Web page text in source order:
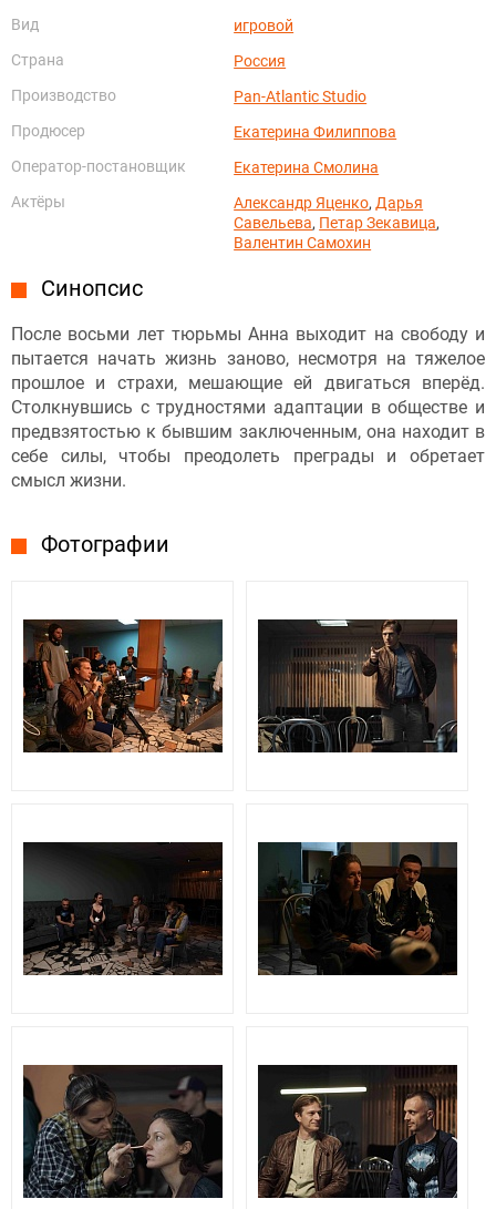
Вид
игровой
Страна
Россия
Производство
Pan-Atlantic Studio
Продюсер
Екатерина Филиппова
Оператор-постановщик
Екатерина Смолина
Актёры
Александр Яценко, Дарья
Савельева, Петар Зекавица,
Валентин Самохин
Синопсис
После восьми лет тюрьмы Анна выходит на свободу и
пытается начать жизнь заново, несмотря на тяжелое
прошлое и страхи, мешающие ей двигаться вперёд.
Столкнувшись с трудностями адаптации в обществе и
предвзятостью к бывшим заключенным, она находит в
себе силы, чтобы преодолеть преграды и обретает
смысл жизни.
Фотографии